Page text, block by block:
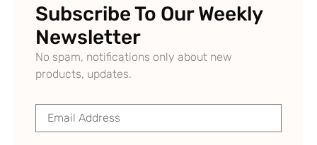
Subscribe To Our Weekly
Newsletter
No spam, notifications only about new
products, updates.